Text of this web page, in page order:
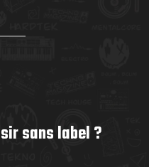
sans label ?